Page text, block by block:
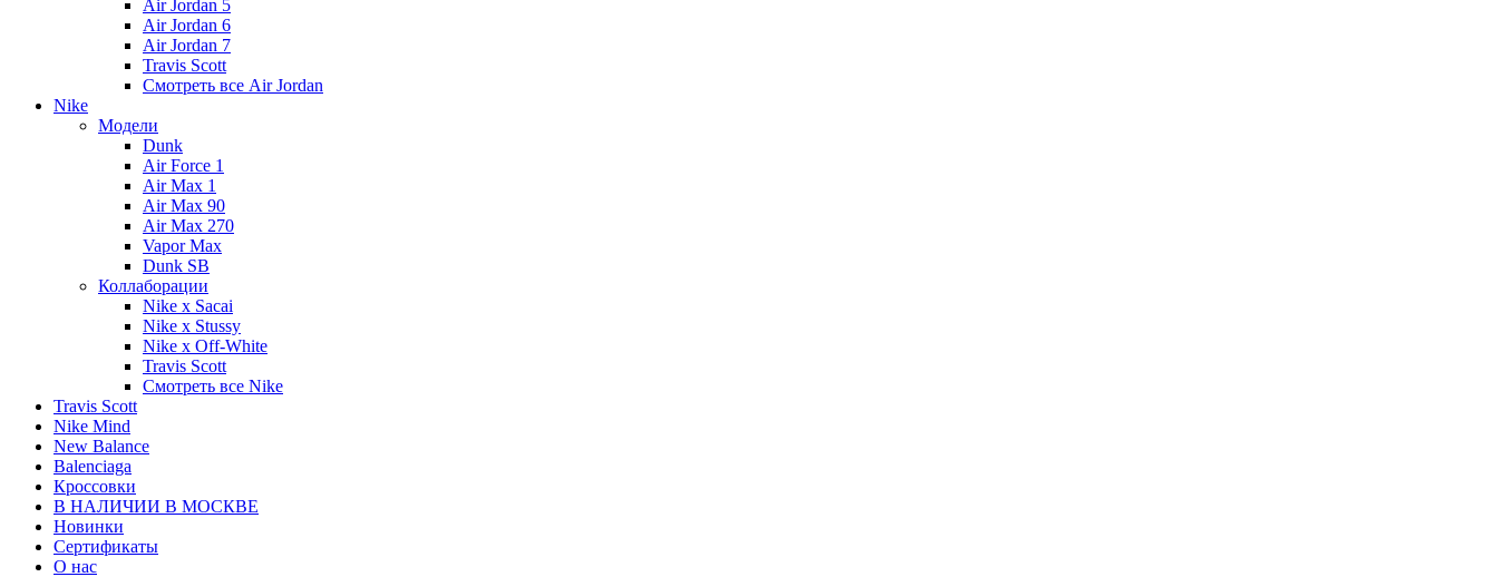
Air Jordan 5
Air Jordan 6
Air Jordan 7
Travis Scott
Смотреть все Air Jordan
Nike
Модели
Dunk
Air Force 1
Air Max 1
Air Max 90
Air Max 270
Vapor Max
Dunk SB
Коллаборации
Nike x Sacai
Nike x Stussy
Nike x Off-White
Travis Scott
Смотреть все Nike
Travis Scott
Nike Mind
New Balance
Balenciaga
Кроссовки
В НАЛИЧИИ В МОСКВЕ
Новинки
Сертификаты
О нас